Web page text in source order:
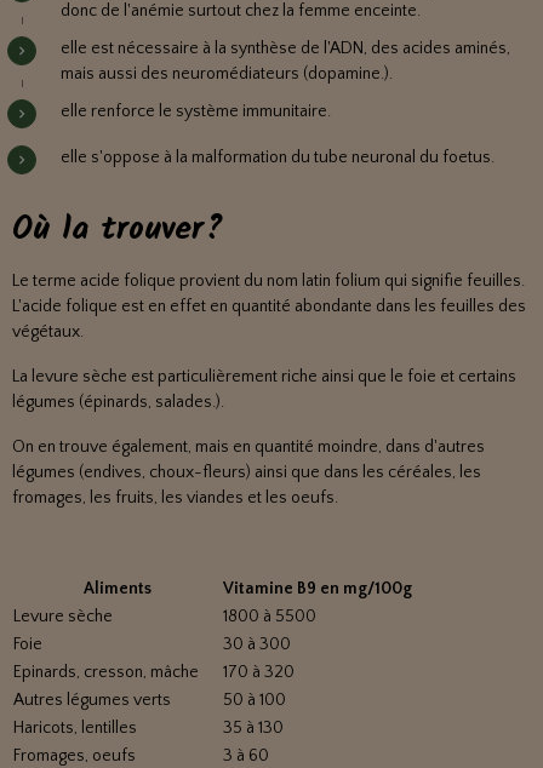
donc de l'anémie surtout chez la femme enceinte.
elle est nécessaire à la synthèse de l'ADN, des acides aminés,
mais aussi des neuromédiateurs (dopamine.).
elle renforce le système immunitaire.
elle s'oppose à la malformation du tube neuronal du foetus.
Où la trouver?
Le terme acide folique provient du nom latin folium qui signifie feuilles.
L'acide folique est en effet en quantité abondante dans les feuilles des
végétaux.
La levure sèche est particulièrement riche ainsi que le foie et certains
légumes (épinards, salades.).
On en trouve également, mais en quantité moindre, dans d'autres
légumes (endives, choux-fleurs) ainsi que dans les céréales, les
fromages, les fruits, les viandes et les oeufs.
Aliments
Vitamine B9 en mg/100g
Levure sèche
1800 à 5500
Foie
30 à 300
Epinards, cresson, mâche
170 à 320
Autres légumes verts
50 à 100
Haricots, lentilles
35 à 130
Fromages, oeufs
3 à 60